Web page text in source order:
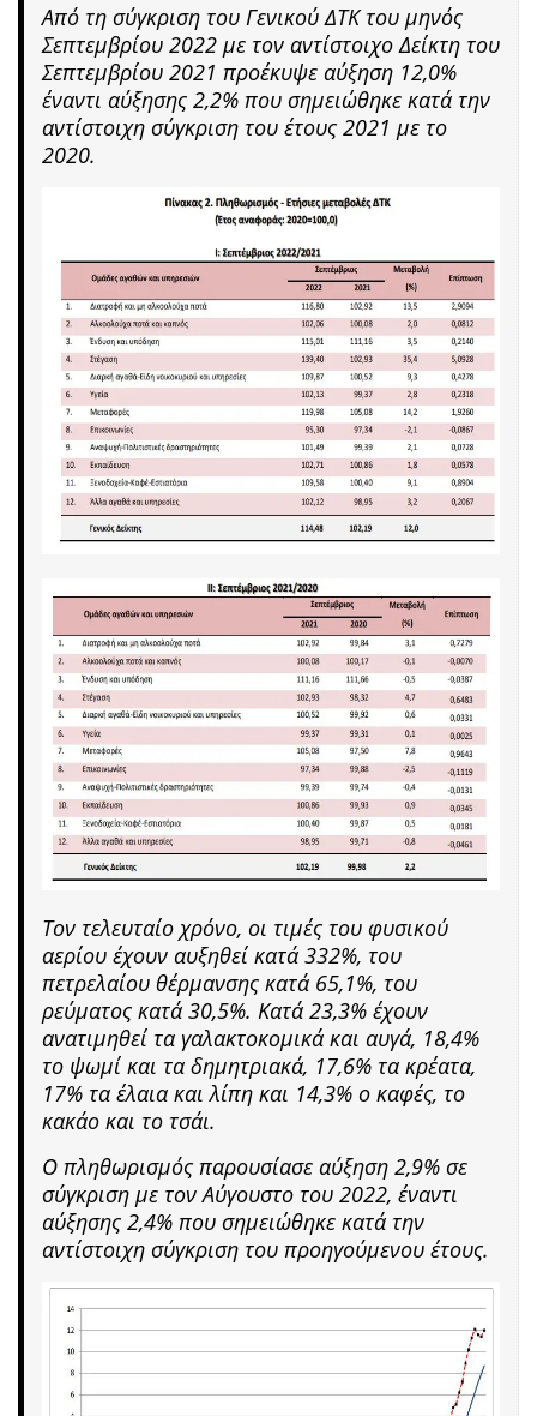
Από τη σύγκριση του Γενικού ΔΤΚ του μηνός
Σεπτεμβρίου 2022 με τον αντίστοιχο Δείκτη του
Σεπτεμβρίου 2021 προέκυψε αύξηση 12,0%
έναντι αύξησης 2,2% που σημειώθηκε κατά την
αντίστοιχη σύγκριση του έτους 2021 με το
2020.
Τον τελευταίο χρόνο, οι τιμές του φυσικού
αερίου έχουν αυξηθεί κατά 332%, του
πετρελαίου θέρμανσης κατά 65,1%, του
ρεύματος κατά 30,5%. Κατά 23,3% έχουν
ανατιμηθεί τα γαλακτοκομικά και αυγά, 18,4%
το ψωμί και τα δημητριακά, 17,6% τα κρέατα,
17% τα έλαια και λίπη και 14,3% ο καφές, το
κακάο και το τσάι.
Ο πληθωρισμός παρουσίασε αύξηση 2,9% σε
σύγκριση με τον Αύγουστο του 2022, έναντι
αύξησης 2,4% που σημειώθηκε κατά την
αντίστοιχη σύγκριση του προηγούμενου έτους.